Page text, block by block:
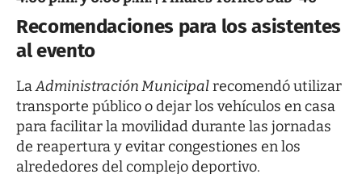
Recomendaciones para los asistentes
al evento
LaAdministración Municipalrecomendó utilizar
transporte público o dejar los vehículos en casa
para facilitar la movilidad durante las jornadas
de reapertura y evitar congestiones en los
alrededores del complejo deportivo.